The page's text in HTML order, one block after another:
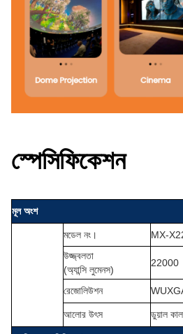
স্পেসিফিকেশন
মূল অংশ
মডেল নং।
MX-
উজ্জ্বলতা
(অ্যান্সি লুমেনস)
22000
রেজোলিউশন
আলোর উৎস ডুয়াল